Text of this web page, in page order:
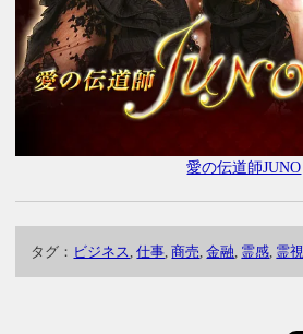
愛の伝道師JUNO
タグ： ビジネス ,仕事 ,商売 ,金融 霊感 霊視